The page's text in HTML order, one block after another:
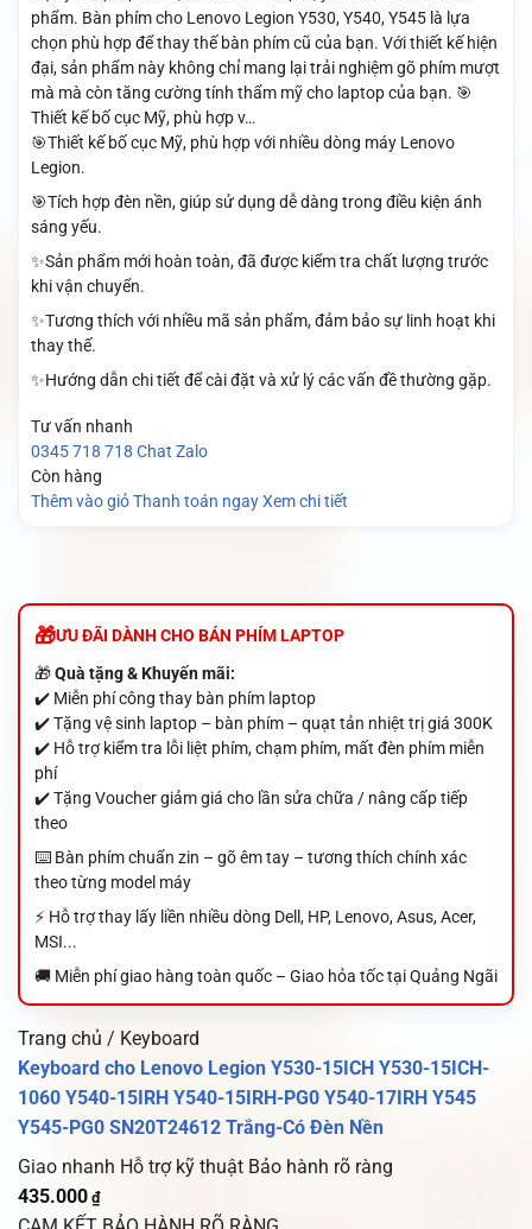
phẩm. Bàn phím cho Lenovo Legion Y530, Y540, Y545 là lựa
chọn phù hợp để thay thế bàn phím cũ của bạn. Với thiết kế hiện
đại, sản phẩm này không chỉ mang lại trải nghiệm gõ phím mượt
mà mà còn tăng cường tính thẩm mỹ cho laptop của bạn. 🎯
Thiết kế bố cục Mỹ, phù hợp v…
🎯Thiết kế bố cục Mỹ, phù hợp với nhiều dòng máy Lenovo
Legion.
🎯Tích hợp đèn nền, giúp sử dụng dễ dàng trong điều kiện ánh
sáng yếu.
✨Sản phẩm mới hoàn toàn, đã được kiểm tra chất lượng trước
khi vận chuyển.
✨Tương thích với nhiều mã sản phẩm, đảm bảo sự linh hoạt khi
thay thế.
✨Hướng dẫn chi tiết để cài đặt và xử lý các vấn đề thường gặp.
Tư vấn nhanh
0345 718 718 Chat Zalo
Còn hàng
Thêm vào giỏ Thanh toán ngay Xem chi tiết
ƯU ĐÃI DÀNH CHO BÁN PHÍM LAPTOP
🎁Quà tặng & Khuyến mãi:
✔️ Miễn phí công thay bàn phím laptop
✔️ Tặng vệ sinh laptop – bàn phím – quạt tản nhiệt trị giá 300K
✔️ Hỗ trợ kiểm tra lỗi liệt phím, chạm phím, mất đèn phím miễn
phí
✔️ Tặng Voucher giảm giá cho lần sửa chữa / nâng cấp tiếp
theo
⌨️ Bàn phím chuẩn zin – gõ êm tay – tương thích chính xác
theo từng model máy
⚡ Hỗ trợ thay lấy liền nhiều dòng Dell, HP, Lenovo, Asus, Acer,
MSI...
🚚 Miễn phí giao hàng toàn quốc – Giao hỏa tốc tại Quảng Ngãi
Trang chủ / Keyboard
Keyboard cho Lenovo Legion Y530-15ICH Y530-15ICH-
1060 Y540-15IRH Y540-15IRH-PG0 Y540-17IRH Y545
Y545-PG0 SN20T24612 Trắng-Có Đèn Nền
Giao nhanh Hỗ trợ kỹ thuật Bảo hành rõ ràng
435.000 ₫